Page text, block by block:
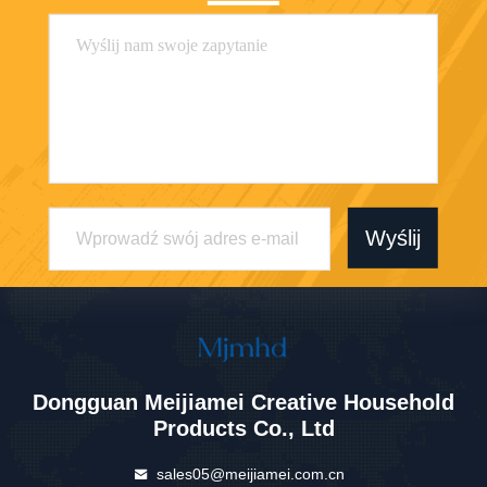
Wyślij
Dongguan Meijiamei Creative Household
Products Co., Ltd
sales05@meijiamei.com.cn